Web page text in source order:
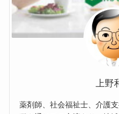
上野
薬剤師、社会福祉士、介護